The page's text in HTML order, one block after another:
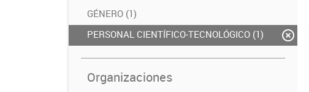
GÉNERO (1)
PERSONAL CIENTÍFICO-TECNOLÓGICO (1)
Organizaciones